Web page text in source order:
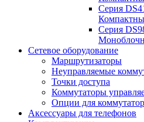
Серия
Серия
Сетевое оборудование
Маршрутизаторы
Неуправляемые
Точки доступа
Коммутаторы
Опции для
Аксессуары для телефонов